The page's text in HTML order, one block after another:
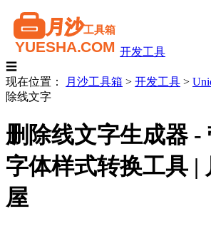
开发工具
☰
现在位置：
月沙工具箱 > 开发工具 >
除线文字
删除线文字生成器 -
字体样式转换工具 |
屋